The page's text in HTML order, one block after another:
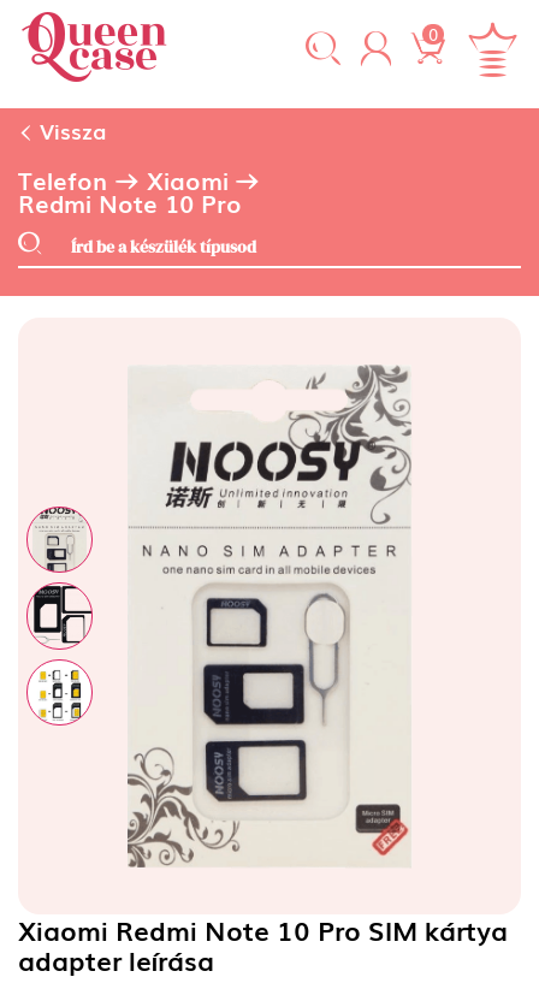
0
Vissza
Telefon Xiaomi
Redmi Note 10 Pro
Xiaomi Redmi Note 10 Pro SIM kártya
adapterleírása